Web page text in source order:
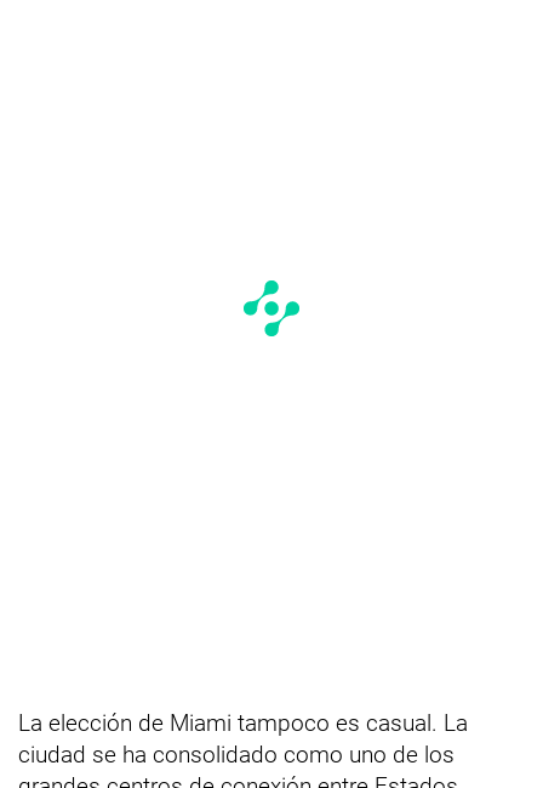
La elección de Miami tampoco es casual. La
ciudad se ha consolidado como uno de los